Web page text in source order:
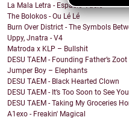
La Mala Letra - Espacio Vacío
The Bolokos - Ou Lé Lé
Burn Over District - The Symbols
Uppy, Jnatra - V4
Matroda x KLP – Bullshit
DESU TAEM - Founding Father’s
Jumper Boy – Elephants
DESU TAEM - Black Hearted Clown
DESU TAEM - It’s Too Soon to See
DESU TAEM - Taking My Groceries
A1exo - Freakin' Magical